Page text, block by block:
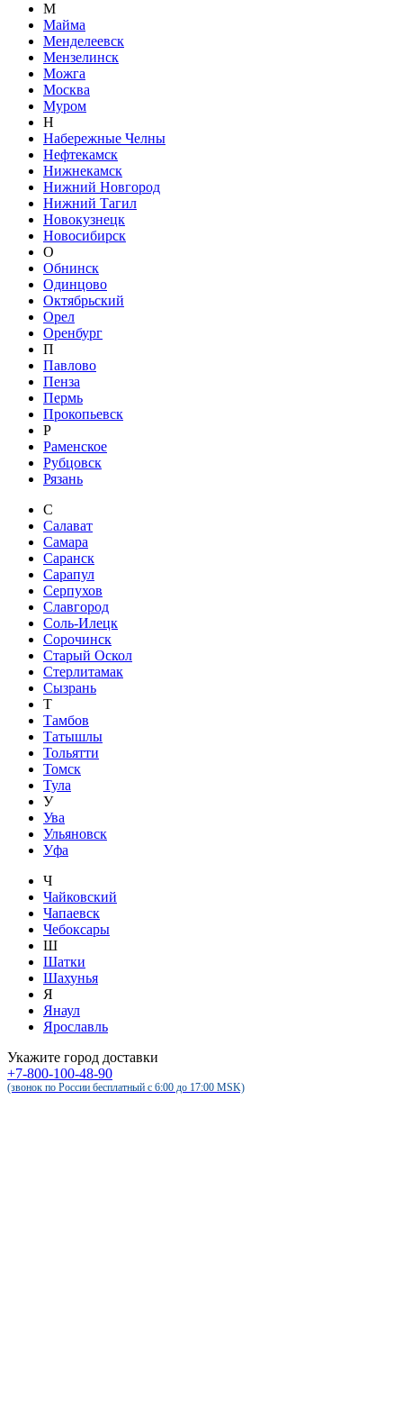
М
Майма
Менделеевск
Мензелинск
Можга
Москва
Муром
Н
Набережные Челны
Нефтекамск
Нижнекамск
Нижний Новгород
Нижний Тагил
Новокузнецк
Новосибирск
О
Обнинск
Одинцово
Октябрьский
Орел
Оренбург
П
Павлово
Пенза
Пермь
Прокопьевск
Р
Раменское
Рубцовск
Рязань
С
Салават
Самара
Саранск
Сарапул
Серпухов
Славгород
Соль-Илецк
Сорочинск
Старый Оскол
Стерлитамак
Сызрань
Т
Тамбов
Татышлы
Тольятти
Томск
Тула
У
Ува
Ульяновск
Уфа
Ч
Чайковский
Чапаевск
Чебоксары
Ш
Шатки
Шахунья
Я
Янаул
Ярославль
Укажите город доставки
+7-800-100-48-90
(звонок по России бесплатный c 6:00 до 17:00 MSK)